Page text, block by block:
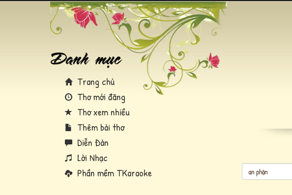
Trang chủ
Thơ mới đăng
Thơ xem nhiều
Thêm bài thơ
Diễn Đàn
Lời Nhạc
Phần mềm TKaraoke